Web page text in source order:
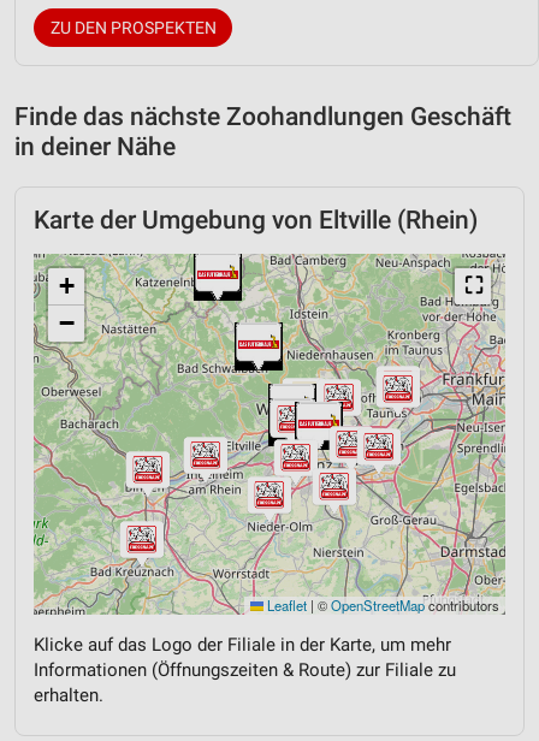
ZU DEN PROSPEKTEN
Finde das nächste Zoohandlungen Geschäft
in deiner Nähe
Karte der Umgebung von Eltville (Rhein)
⛶
+
−
Leaflet | ©OpenStreetMapcontributors
Klicke auf das Logo der Filiale in der Karte, um mehr
Informationen (Öffnungszeiten & Route) zur Filiale zu
erhalten.